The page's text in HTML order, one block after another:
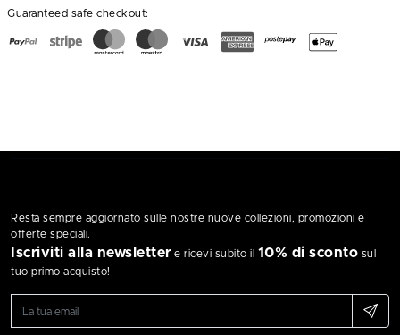
Guaranteed safe checkout:
Resta sempre aggiornato sulle nostre nuove collezioni, promozioni e
offerte speciali.
Iscriviti alla newsletter e ricevi subito il 10% di sconto sul
tuo primo acquisto!